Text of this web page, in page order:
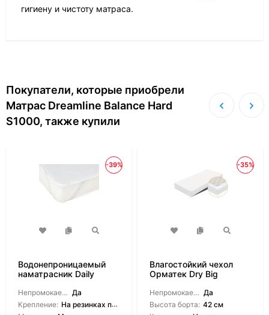
гигиену и чистоту матраса.
Покупатели, которые приобрели
Матрас Dreamline Balance Hard
S1000, также купили
-39%
Водонепроницаемый
наматрасник Daily
Непромокаемый: Да
Крепление: На резинках по углам
-35%
Влагостойкий чехол
Орматек Dry Big
Непромокаемый: Да
Высота борта: 42 см